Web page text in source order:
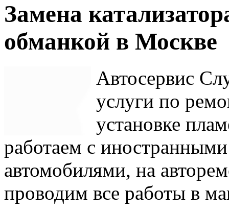
Замена
обманкой в Москве
Автосервис
услуги по
установке
работаем с
автомобилями, на
проводим все работы в